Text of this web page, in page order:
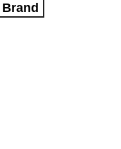
Brand